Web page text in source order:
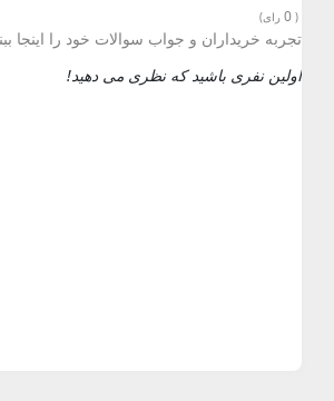
(
0رای)
تجربه خریداران و جواب سوالات خود را اینجا
اولین نفری باشید که نظری می دهید!